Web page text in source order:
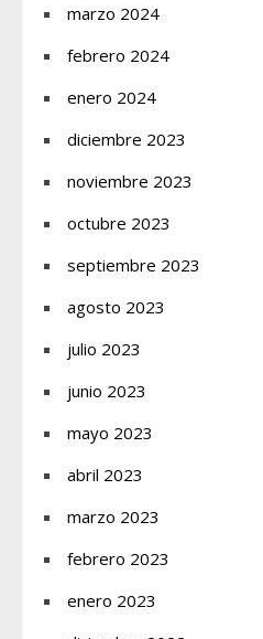
marzo 2024
febrero 2024
enero 2024
diciembre 2023
noviembre 2023
octubre 2023
septiembre 2023
agosto 2023
julio 2023
junio 2023
mayo 2023
abril 2023
marzo 2023
febrero 2023
enero 2023